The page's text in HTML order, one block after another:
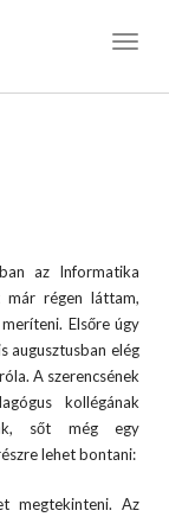
az Informatika
régen láttam,
Elsőre úgy
augusztusban elég
A szerencsének
kollégának
sőt még egy
lehet bontani:
megtekinteni. Az